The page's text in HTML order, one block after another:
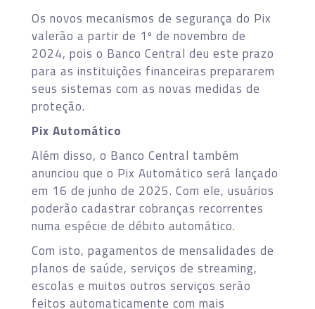
Os novos mecanismos de segurança do Pix
valerão a partir de 1º de novembro de
2024, pois o Banco Central deu este prazo
para as instituições financeiras prepararem
seus sistemas com as novas medidas de
proteção.
Pix Automático
Além disso, o Banco Central também
anunciou que o Pix Automático será lançado
em 16 de junho de 2025. Com ele, usuários
poderão cadastrar cobranças recorrentes
numa espécie de débito automático.
Com isto, pagamentos de mensalidades de
planos de saúde, serviços de streaming,
escolas e muitos outros serviços serão
feitos automaticamente com mais